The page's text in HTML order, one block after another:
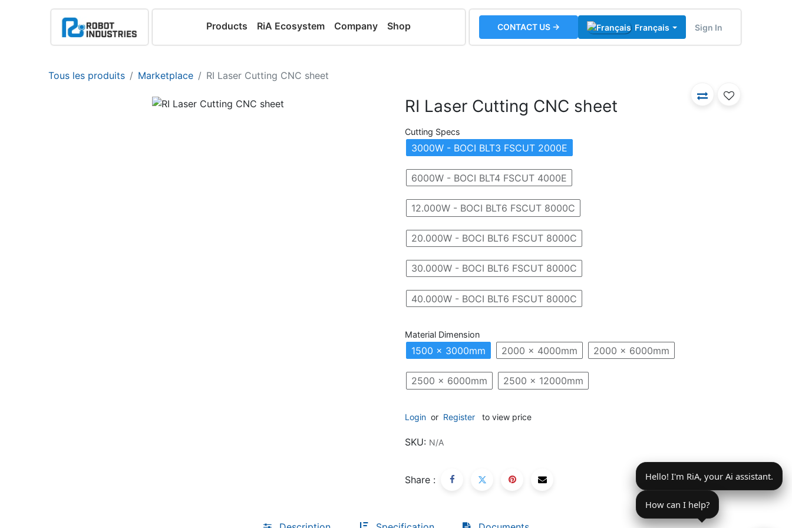
Products RiA Ecosystem Company Shop CONTACT US → Français Sign In
Tous les produits Marketplace RI Laser Cutting CNC sheet
RI Laser Cutting CNC sheet
Cutting Specs
3000W - BOCI BLT3 FSCUT 2000E
6000W - BOCI BLT4 FSCUT 4000E
12.000W - BOCI BLT6 FSCUT 8000C
20.000W - BOCI BLT6 FSCUT 8000C
30.000W - BOCI BLT6 FSCUT 8000C
40.000W - BOCI BLT6 FSCUT 8000C
Material Dimension
1500 x 3000mm 2000 x 4000mm 2000 x 6000mm
2500 x 6000mm 2500 x 12000mm
Login or Register to view price
SKU: N/A
Share :
Descoperă RiA Ecosystem
Monitorizare în timp real și analiză date
Scalabil de la 1 robot la zeci de unități
Discută cu RiA
Hello! I'm RiA, your Ai assistant.
How can I help?